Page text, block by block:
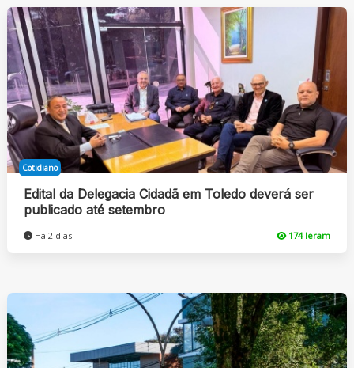
Cotidiano
Edital da Delegacia Cidadã em Toledo deverá ser
publicado até setembro
Há 2 dias 174 leram